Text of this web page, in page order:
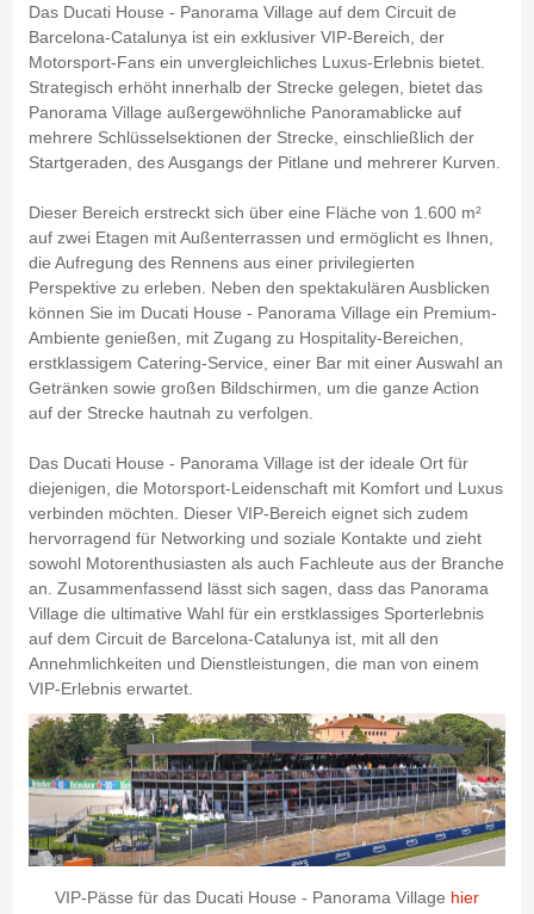
Das Ducati House - Panorama Village auf dem Circuit de
Barcelona-Catalunya ist ein exklusiver VIP-Bereich, der
Motorsport-Fans ein unvergleichliches Luxus-Erlebnis bietet.
Strategisch erhöht innerhalb der Strecke gelegen, bietet das
Panorama Village außergewöhnliche Panoramablicke auf
mehrere Schlüsselsektionen der Strecke, einschließlich der
Startgeraden, des Ausgangs der Pitlane und mehrerer Kurven.
Dieser Bereich erstreckt sich über eine Fläche von 1.600 m²
auf zwei Etagen mit Außenterrassen und ermöglicht es Ihnen,
die Aufregung des Rennens aus einer privilegierten
Perspektive zu erleben. Neben den spektakulären Ausblicken
können Sie im Ducati House - Panorama Village ein Premium-
Ambiente genießen, mit Zugang zu Hospitality-Bereichen,
erstklassigem Catering-Service, einer Bar mit einer Auswahl an
Getränken sowie großen Bildschirmen, um die ganze Action
auf der Strecke hautnah zu verfolgen.
Das Ducati House - Panorama Village ist der ideale Ort für
diejenigen, die Motorsport-Leidenschaft mit Komfort und Luxus
verbinden möchten. Dieser VIP-Bereich eignet sich zudem
hervorragend für Networking und soziale Kontakte und zieht
sowohl Motorenthusiasten als auch Fachleute aus der Branche
an. Zusammenfassend lässt sich sagen, dass das Panorama
Village die ultimative Wahl für ein erstklassiges Sporterlebnis
auf dem Circuit de Barcelona-Catalunya ist, mit all den
Annehmlichkeiten und Dienstleistungen, die man von einem
VIP-Erlebnis erwartet.
VIP-Pässe für das Ducati House - Panorama Village hier